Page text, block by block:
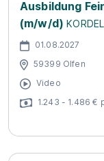
Ausbildung
(m/w/d)
01.08.2027
59399 Olfen
Video
1.243 - 1.486 €